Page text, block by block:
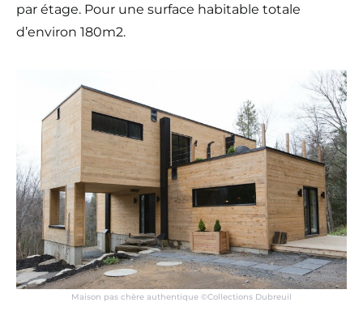
par étage. Pour une surface habitable totale
d’environ 180m2.
Maison pas chère authentique ©Collections Dubreuil